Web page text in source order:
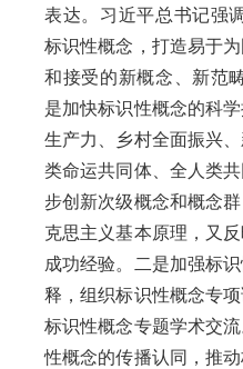
表达。习近平总书记强
标识性概念，打造易于
和接受的新概念、新范
是加快标识性概念的科
生产力、乡村全面振兴
类命运共同体、全人类
步创新次级概念和概念
克思主义基本原理，又
成功经验。二是加强标
释，组织标识性概念专
标识性概念专题学术交
性概念的传播认同，推